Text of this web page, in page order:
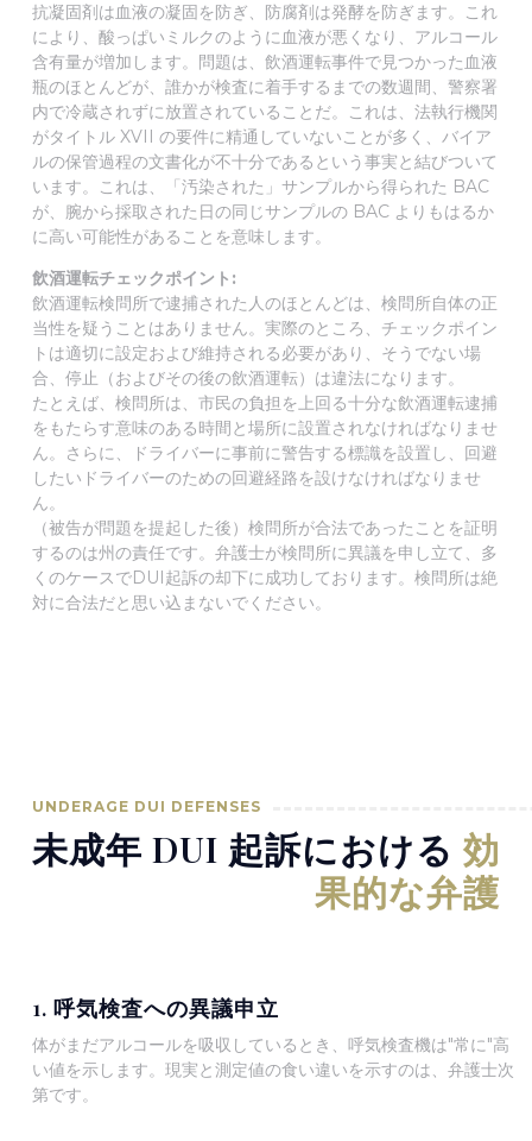
抗凝固剤は血液の凝固を防ぎ、防腐剤は発酵を防ぎます。これ
により、酸っぱいミルクのように血液が悪くなり、アルコール
含有量が増加します。問題は、飲酒運転事件で見つかった血液
瓶のほとんどが、誰かが検査に着手するまでの数週間、警察署
内で冷蔵されずに放置されていることだ。これは、法執行機関
がタイトル XVII の要件に精通していないことが多く、バイア
ルの保管過程の文書化が不十分であるという事実と結びついて
います。これは、「汚染された」サンプルから得られた BAC
が、腕から採取された日の同じサンプルの BAC よりもはるか
に高い可能性があることを意味します。
飲酒運転チェックポイント:
飲酒運転検問所で逮捕された人のほとんどは、検問所自体の正
当性を疑うことはありません。実際のところ、チェックポイン
トは適切に設定および維持される必要があり、そうでない場
合、停止（およびその後の飲酒運転）は違法になります。
たとえば、検問所は、市民の負担を上回る十分な飲酒運転逮捕
をもたらす意味のある時間と場所に設置されなければなりませ
ん。さらに、ドライバーに事前に警告する標識を設置し、回避
したいドライバーのための回避経路を設けなければなりませ
ん。
（被告が問題を提起した後）検問所が合法であったことを証明
するのは州の責任です。弁護士が検問所に異議を申し立て、多
くのケースでDUI起訴の却下に成功しております。検問所は絶
対に合法だと思い込まないでください。
UNDERAGE DUI DEFENSES
未成年 DUI 起訴における効
果的な弁護
1. 呼気検査への異議申立
体がまだアルコールを吸収しているとき、呼気検査機は"常に"高
い値を示します。現実と測定値の食い違いを示すのは、弁護士次
第です。